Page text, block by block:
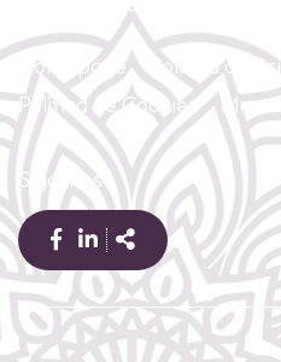
Homepage
Política de
Política de Cookies
Siga-nos